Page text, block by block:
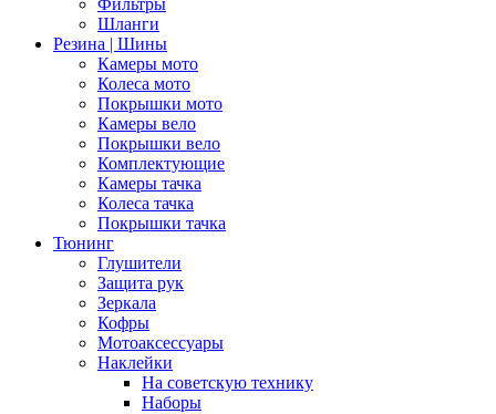
Фильтры
Шланги
Резина | Шины
Камеры мото
Колеса мото
Покрышки мото
Камеры вело
Покрышки вело
Комплектующие
Камеры тачка
Колеса тачка
Покрышки тачка
Тюнинг
Глушители
Защита рук
Зеркала
Кофры
Мотоаксессуары
Наклейки
На советскую технику
Наборы